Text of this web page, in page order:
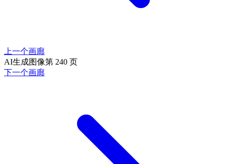
上一个画廊
AI生成图像第 240 页
下一个画廊